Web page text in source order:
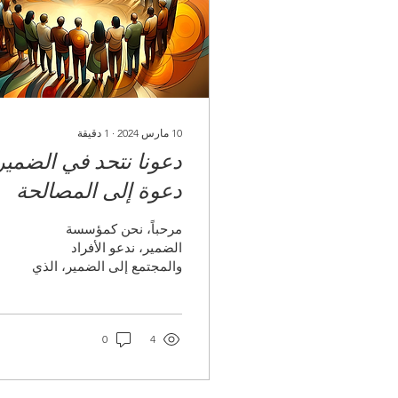
10 مارس 2024 ∙
1 دقيقة
دعونا نتحد في
دعوة إلى المصالحة
الاجتماعية
مرحباً، نحن كمؤسسة
الضمير، ندعو الأفراد
والمجتمع إلى الضمير، الذي
الهويات...
4
0